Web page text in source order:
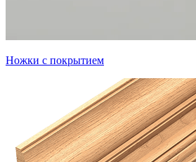
Ножки с покрытием